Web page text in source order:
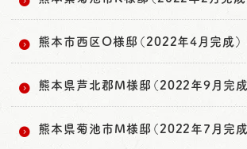
熊本市西区O様邸（2022年4月完成）
熊本県芦北郡M様邸（2022年9月完成
熊本県菊池市M様邸（2022年7月完成